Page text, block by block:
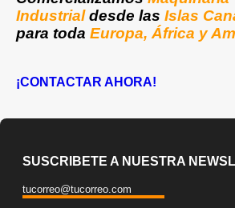
Industrialdesde las Islas
para toda Europa, África y
¡CONTACTAR AHORA!
SUSCRIBETE A NUESTRA